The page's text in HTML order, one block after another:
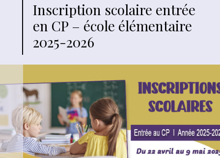
Inscription scolaire entrée
en CP – école élémentaire
2025-2026